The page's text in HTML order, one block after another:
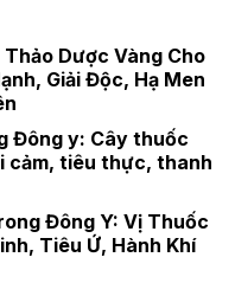
Dược Vàng Cho
Giải Độc, Hạ Men
Đông y: Cây thuốc
cảm, tiêu thực, thanh
Đông Y: Vị Thuốc
Tiêu Ứ, Hành Khí